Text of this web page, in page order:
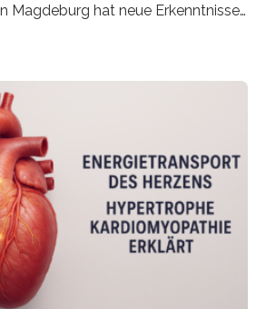
Magdeburg hat neue Erkenntnisse
In ihrer aktuellen Studie,
Forschenden, dass Mini-Tumore
und Patienten –
– genutzt werden können, um
Medikamente am besten
ein Eiweiß identifiziert, das künftig
Wahl der passenden Therapie
zählt weltweit zu den
und stellt…